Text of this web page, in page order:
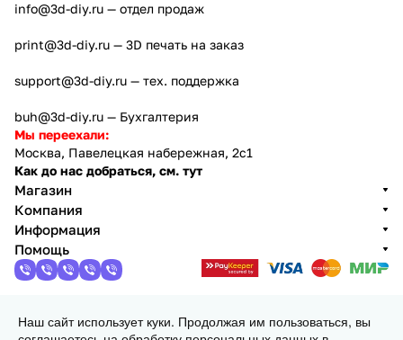
info@3d-diy.ru — отдел продаж
print@3d-diy.ru — 3D печать на заказ
support@3d-diy.ru — тех. поддержка
buh@3d-diy.ru — Бухгалтерия
Мы переехали:
Москва, Павелецкая набережная, 2с1
Как до нас добраться, см. тут
Магазин
Компания
Информация
Помощь
2013 - 2026 © 3DiY (Тридиай) - интернет-магазин
Наш сайт использует куки. Продолжая им пользоваться, вы